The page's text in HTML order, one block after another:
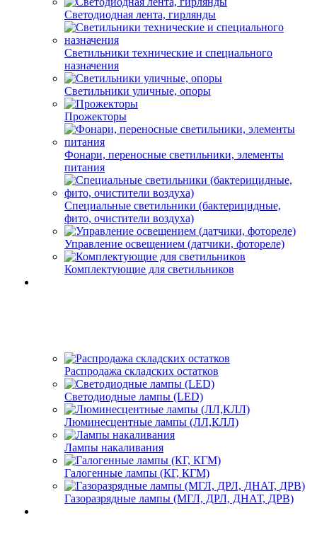
Светодиодная лента, гирлянды
Светильники технические и специального
назначения
Светильники уличные, опоры
Прожекторы
Фонари, переносные светильники, элементы
питания
Специальные светильники (бактерицидные,
фито, очистители воздуха)
Управление освещением (датчики, фотореле)
Комплектующие для светильников
Распродажа складских остатков
Светодиодные лампы (LED)
Люминесцентные лампы (ЛЛ,КЛЛ)
Лампы накаливания
Галогенные лампы (КГ, КГМ)
Газоразрядные лампы (МГЛ, ДРЛ, ДНАТ, ДРВ)